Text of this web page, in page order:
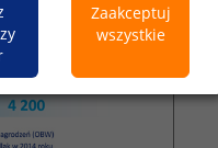
Zaakceptuj
wszystkie